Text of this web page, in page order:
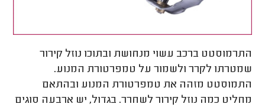
התרמוסטט ברכב עשוי מנחושת ובתוכו נוזל קירור
שמטרתו לקרר ולשמור על טמפרטורת המנוע.
התמוסטט מזהה את טמפרטורת המנוע ובהתאם
מחליט כמה נוזל קירור לשחרר. בגדול, יש ארבעה סוגים